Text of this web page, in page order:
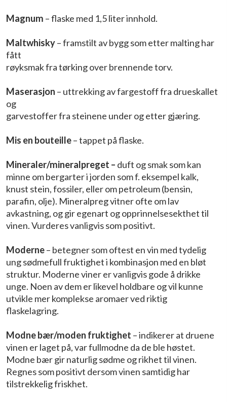
Magnum – flaske med 1,5 liter innhold.
Maltwhisky– framstilt av bygg som etter malting har
fått
røyksmak fra tørking over brennende torv.
Maserasjon – uttrekking av fargestoff fra drueskallet
og
garvestoffer fra steinene under og etter gjæring.
Mis en bouteille– tappet på flaske.
Mineraler/mineralpreget – duft og smak som kan
minne om bergarter i jorden som f. eksempel kalk,
knust stein, fossiler, eller om petroleum (bensin,
parafin, olje). Mineralpreg vitner ofte om lav
avkastning, og gir egenart og opprinnelsesekthet til
vinen. Vurderes vanligvis som positivt.
Moderne– betegner som oftest en vin med tydelig
ung sødmefull fruktighet i kombinasjon med en bløt
struktur. Moderne viner er vanligvis gode å drikke
unge. Noen av dem er likevel holdbare og vil kunne
utvikle mer komplekse aromaer ved riktig
flaskelagring.
Modne bær/moden fruktighet – indikerer at druene
vinen er laget på, var fullmodne da de ble høstet.
Modne bær gir naturlig sødme og rikhet til vinen.
Regnes som positivt dersom vinen samtidig har
tilstrekkelig friskhet.